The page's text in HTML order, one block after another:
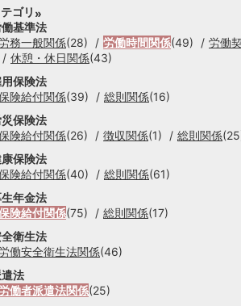
ゴリ
基準法
務一般関係(28) 労働時間関係(49) 労働
休憩・休日関係(43)
用保険法
険給付関係(39) 総則関係(16)
保険法
険給付関係(26) 徴収関係(1) 総則関係
保険法
険給付関係(40) 総則関係(61)
生年金法
険給付関係(75) 総則関係(17)
衛生法
働安全衛生法関係(46)
法
働者派遣法関係(25)